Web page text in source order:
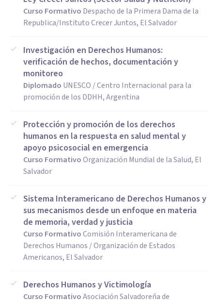
Curso Formativo Despacho de la Primera Dama de la
Republica/Instituto Crecer Juntos, El Salvador
Investigación en Derechos Humanos:
verificación de hechos, documentación y
monitoreo
Diplomado UNESCO / Centro Internacional para la
promoción de los DDHH, Argentina
Protección y promoción de los derechos
humanos en la respuesta en salud mental y
apoyo psicosocial en emergencia
Curso FormativoOrganización Mundial de la Salud, El
Salvador
Sistema Interamericano de Derechos Humanos y
sus mecanismos desde un enfoque en materia
de memoria, verdad y justicia
Curso FormativoComisión Interamericana de
Derechos Humanos / Organización de Estados
Americanos, El Salvador
Derechos Humanos y Victimología
Curso FormativoAsociación Salvadoreña de